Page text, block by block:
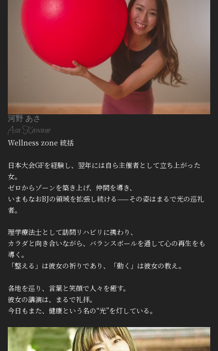
河野 あさ
Asa Kawano
Wellness zone 統括
日本大会GFを経験し、翌年には自ら主催者として立ち上がった
女。
ゼロからゾーンを築き上げ、仲間を導き、
いまもなおBJの領域を拡張し続ける——その姿はまるで光の巡礼
者。
理学療法士として訪問リハビリに携わり、
カラダと向き合いながら、バランスボールを通して心の再生をも
導く。
「整える」は彼女の祈りであり、「動く」は彼女の教え。
各地を巡り、言葉と笑顔で人々を癒す。
彼女の講演は、まるで礼拝。
今日もまた、健康という名の“光”を灯している。